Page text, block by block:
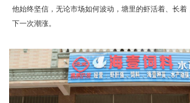
他始终坚信，无论市场如何波动，塘里的虾活着、长着
下一次潮涨。